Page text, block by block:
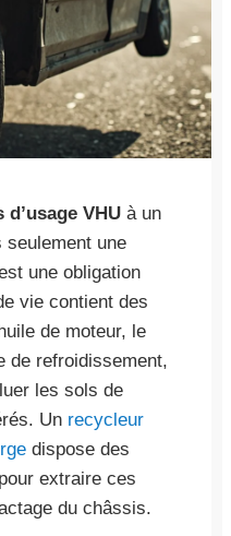
VHU à un
seulement une
une obligation
vie contient des
de moteur, le
de refroidissement,
les sols de
Un recycleur
dispose des
extraire ces
du châssis.